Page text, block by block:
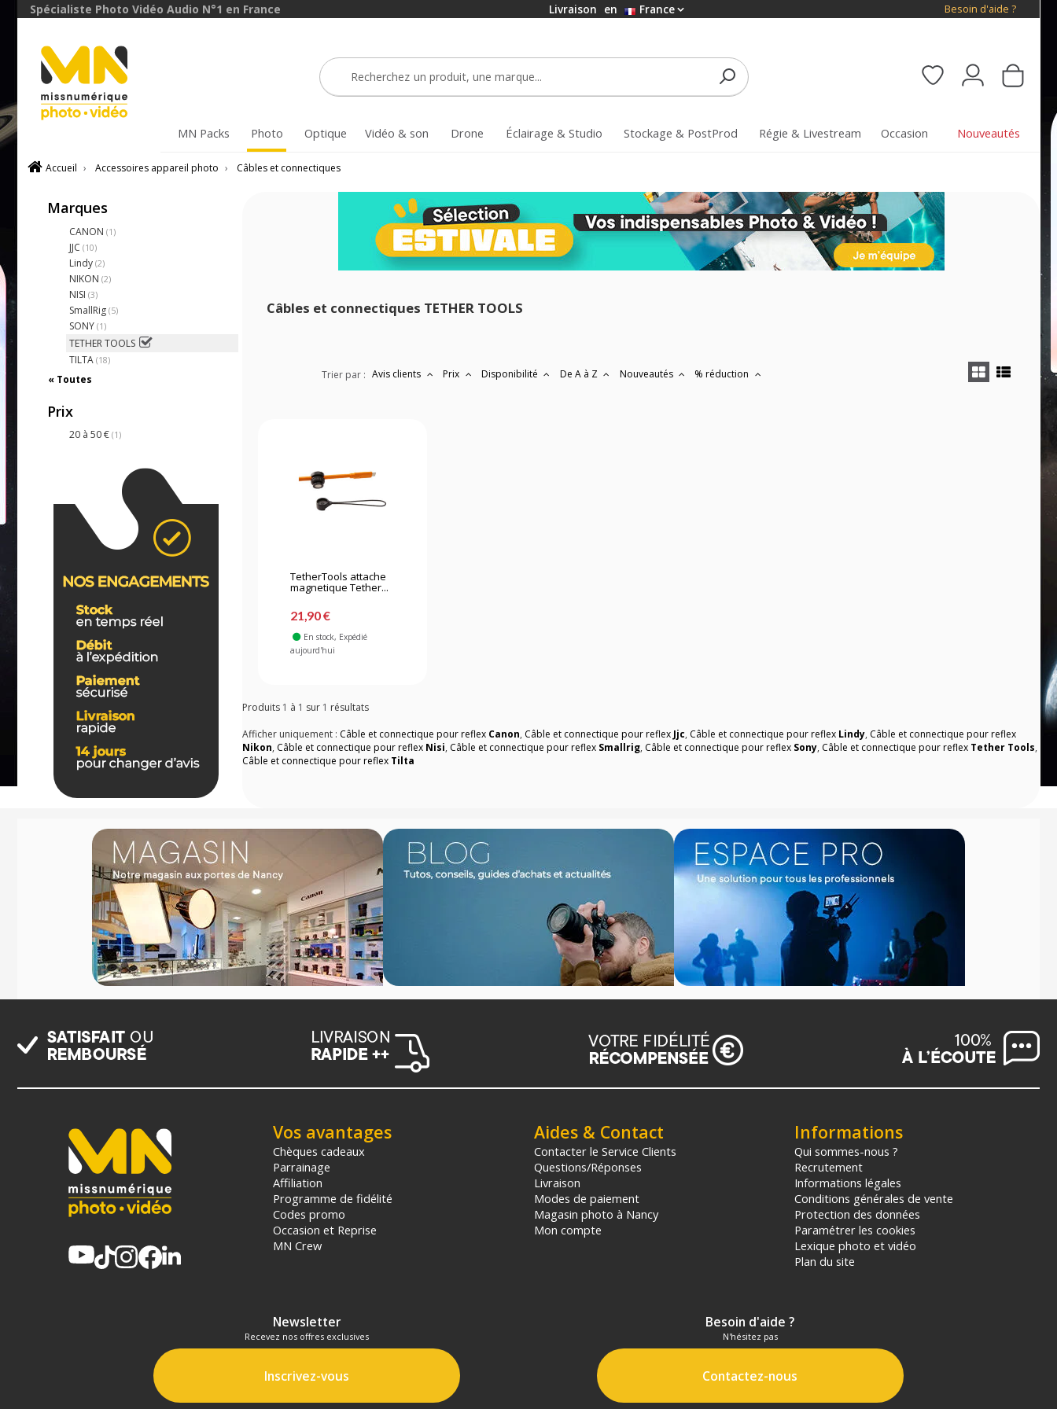
Spécialiste Photo Vidéo Audio N°1 en France Livraison en France Besoin d'aide ?
MN Packs Photo Optique Vidéo & son Drone Éclairage & Studio Stockage & PostProd Régie & Livestream Occasion Nouveautés
Accueil › Accessoires appareil photo › Câbles et connectiques
Marques
CANON (1)
JJC (10)
Lindy (2)
NIKON (2)
NISI (3)
SmallRig (5)
SONY (1)
TETHER TOOLS
TILTA (18)
« Toutes
Prix
20 à 50 € (1)
Câbles et connectiques TETHER TOOLS
Trier par : Avis clients Prix Disponibilité De A à Z Nouveautés % réduction
TetherTools attache
magnetique Tether...
21,90 €
En stock, Expédié
aujourd'hui
Produits 1 à 1 sur 1 résultats
Afficher uniquement : Câble et connectique pour reflex Canon, Câble et connectique pour reflex Jjc, Câble et connectique pour reflex Lindy, Câble et connectique pour reflex
Nikon, Câble et connectique pour reflex Nisi, Câble et connectique pour reflex Smallrig, Câble et connectique pour reflex Sony, Câble et connectique pour reflex Tether Tools,
Câble et connectique pour reflex Tilta
Vos avantages
Chèques cadeaux
Parrainage
Affiliation
Programme de fidélité
Codes promo
Occasion et Reprise
MN Crew
Aides & Contact
Contacter le Service Clients
Questions/Réponses
Livraison
Modes de paiement
Magasin photo à Nancy
Mon compte
Informations
Qui sommes-nous ?
Recrutement
Informations légales
Conditions générales de vente
Protection des données
Paramétrer les cookies
Lexique photo et vidéo
Plan du site
Newsletter
Recevez nos offres exclusives
Inscrivez-vous
Besoin d'aide ?
N'hésitez pas
Contactez-nous